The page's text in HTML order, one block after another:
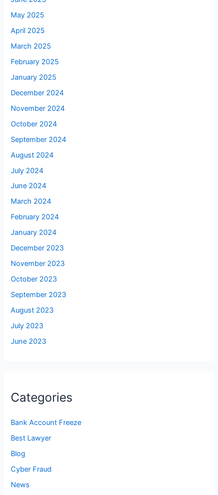
May 2025
April 2025
March 2025
February 2025
January 2025
December 2024
November 2024
October 2024
September 2024
August 2024
July 2024
June 2024
March 2024
February 2024
January 2024
December 2023
November 2023
October 2023
September 2023
August 2023
July 2023
June 2023
Categories
Bank Account Freeze
Best Lawyer
Blog
Cyber Fraud
News